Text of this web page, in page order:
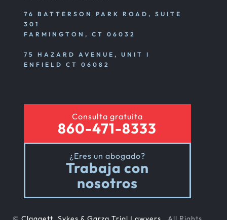
76 BATTERSON PARK ROAD, SUITE
301
FARMINGTON, CT 06032
75 HAZARD AVENUE, UNIT I
ENFIELD CT 06082
Consulta gratuita
860-471-8333
¿Eres un abogado?
Trabaja con
nosotros